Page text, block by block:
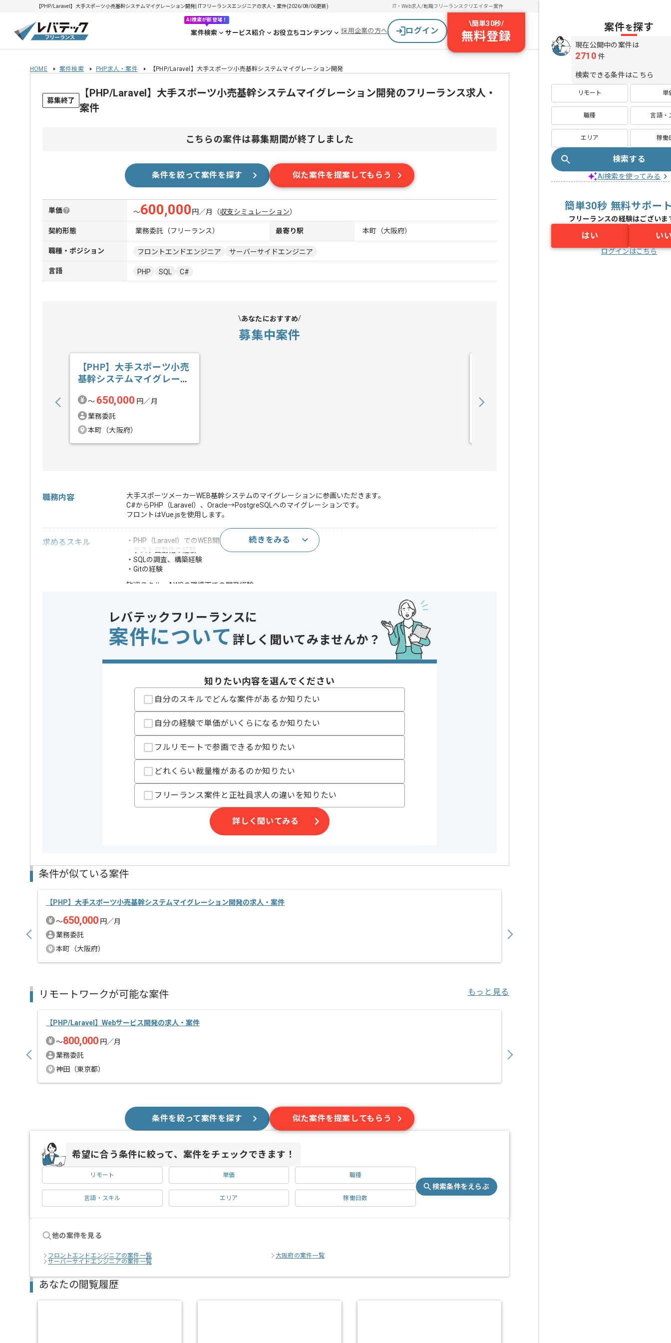
【PHP/Laravel】大手スポーツ小売基幹システムマイグレーション開発| ITフリーランスエンジニアの求人・案件(2026/08/06更新) IT・Web求人/転職フリーランスクリエイター案件
AI検索が新登場！
案件検索 サービス紹介 お役立ちコンテンツ 採用企業の方へ ログイン
\簡単30秒/
無料登録
HOME 案件検索 PHP求人・案件 【PHP/Laravel】大手スポーツ小売基幹システムマイグレーション開発
募集終了
【PHP/Laravel】大手スポーツ小売基幹システムマイグレーション開発のフリーランス求人・
案件
こちらの案件は募集期間が終了しました
条件を絞って案件を探す 似た案件を提案してもらう
単価 〜600,000 円／月 （収支シミュレーション）
契約形態 業務委託（フリーランス） 最寄り駅 本町（大阪府）
職種・ポジション フロントエンドエンジニア サーバーサイドエンジニア
言語 PHP SQL C#
あなたにおすすめ
募集中案件
【PHP】大手スポーツ小売
基幹システムマイグレーシ
〜 650,000 円／月
業務委託
本町（大阪府）
職務内容
大手スポーツメーカーWEB基幹システムのマイグレーションに参画いただきます。
C#からPHP（Laravel）、Oracle→PostgreSQLへのマイグレーションです。
フロントはVue.jsを使用します。
求めるスキル
・PHP（Laravel）でのWEB開発経験5年以上
・テスト自動化の経験
・SQLの調査、構築経験
・Gitの経験
歓迎スキル
・AWSの環境下での開発経験
※上記に似た経験やスキルをお持ちであれば申し込み可能なケースもございます！まずはお気軽にご相談ください！
この案件で扱う技術 フレームワーク
Laravel , Vue.js
DB
Oracle , PostgreSQL
開発ツール
Git
特徴
精算条件
有
精算基準時間
140時間〜180時間
支払いサイト
15日
A4用紙1枚ほど有るSQLを読み解く作業も発生する可能性がございます。
SQLに強い方には上記の作業をお任せします。
開発手法としてはアジャイルで行っているため、ドキュメントが多く存在する現場ではございません。
チームメンバーは30代が多く、もともと大手ITベンチャーや大手ゲーム企業から入社している方が多いです。
技術力が高いメンバーが集っておりますので、技術をキャッチアップしながらも成長したい方におすすめです。
続きをみる
レバテックフリーランスに
案件について 詳しく聞いてみませんか？
知りたい内容を選んでください
自分のスキルでどんな案件があるか知りたい
自分の経験で単価がいくらになるか知りたい
フルリモートで参画できるか知りたい
どれくらい裁量権があるのか知りたい
フリーランス案件と正社員求人の違いを知りたい
詳しく聞いてみる
条件が似ている案件
【PHP】大手スポーツ小売基幹システムマイグレーション開発の求人・案件
〜650,000 円／月
業務委託
本町（大阪府）
リモートワークが可能な案件 もっと見る
【PHP/Laravel】Webサービス開発の求人・案件
〜800,000 円／月
業務委託
神田（東京都）
条件を絞って案件を探す 似た案件を提案してもらう
希望に合う条件に絞って、案件をチェックできます！
リモート 単価 職種
言語・スキル エリア 稼働日数
検索条件をえらぶ
他の案件を見る
フロントエンドエンジニアの案件一覧
大阪府の案件一覧
サーバーサイドエンジニアの案件一覧
あなたの閲覧履歴
案件を探す
現在公開中の案件は
2710 件
検索できる条件はこちら
リモート 単
職種 言語・
エリア 稼働
検索する
AI検索を使ってみる
簡単30秒 無料サポー
フリーランスの経験はございま
はい い
ログインはこちら